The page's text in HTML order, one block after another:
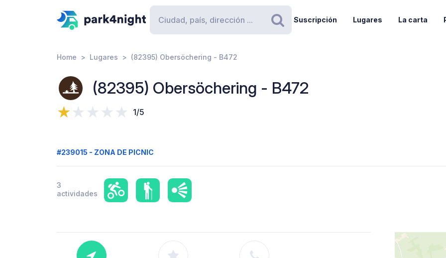
Buscar
Suscripción Lugares La carta
Home Lugares (82395) Obersöchering - B472
(82395) Obersöchering - B472
1/5
#239015 - ZONA DE PICNIC
3
actividades